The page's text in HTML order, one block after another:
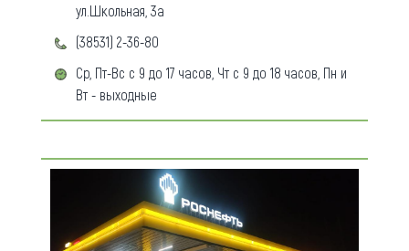
ул.Школьная, 3а
(38531) 2-36-80
Ср, Пт-Вс с 9 до 17 часов, Чт с 9 до 18 часов, Пн и
Вт - выходные